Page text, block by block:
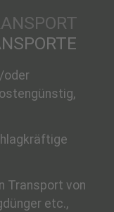
oder
Transport von
etc.,